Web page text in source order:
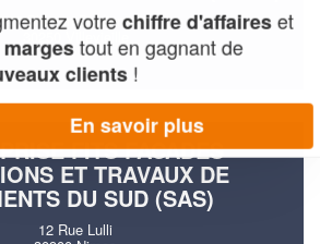
127 Chemin D'aujargues
30250 Villevieille
FITS FACADES
ET TRAVAUX DE
DU SUD (SAS)
12 Rue Lulli
votrechiffre d'affaireset
margestout en gagnant de
clients!
En savoir plus